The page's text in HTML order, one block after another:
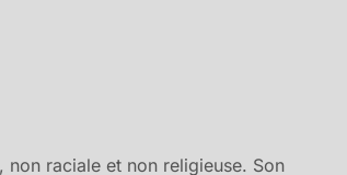
raciale et non religieuse. Son